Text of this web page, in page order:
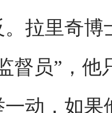
拉里奇
督员”，
动，如